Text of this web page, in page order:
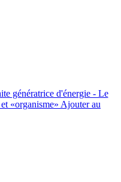
génératrice d'énergie - Le
«organisme» Ajouter au